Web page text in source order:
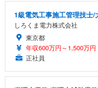
1級電気工事施工管理技士
しろくま電力株式会社
東京都
年収600万円～1,500万円
正社員